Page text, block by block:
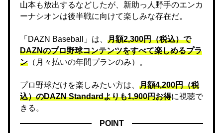
山本も放出するなどしたが、新助っ人野手のエンカ
ーナシオンは後半戦に向けて楽しみな存在だ。
「DAZN Baseball」は、 月額2,300円（税込）で
DAZNのプロ野球コンテンツをすべて楽しめるプラ
ン （月々払いの年間プランのみ）。
プロ野球だけを楽しみたい方は、 月額4,200円（税
込）のDAZN Standard​よりも1,900円お得に視聴で
きる。
POINT